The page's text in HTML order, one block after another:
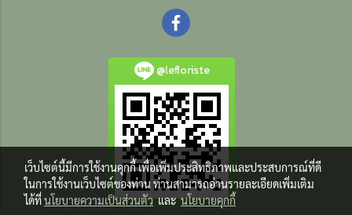
@lefloriste
เว็บไซต์นี้มีการใช้งานคุกกี้ เพื่อเพิ่มประสิทธิภาพและประสบการณ์ที่ดี
ในการใช้งานเว็บไซต์ของท่าน ท่านสามารถอ่านรายละเอียดเพิ่มเติม
ได้ที่นโยบายความเป็นส่วนตัวและนโยบายคุกกี้